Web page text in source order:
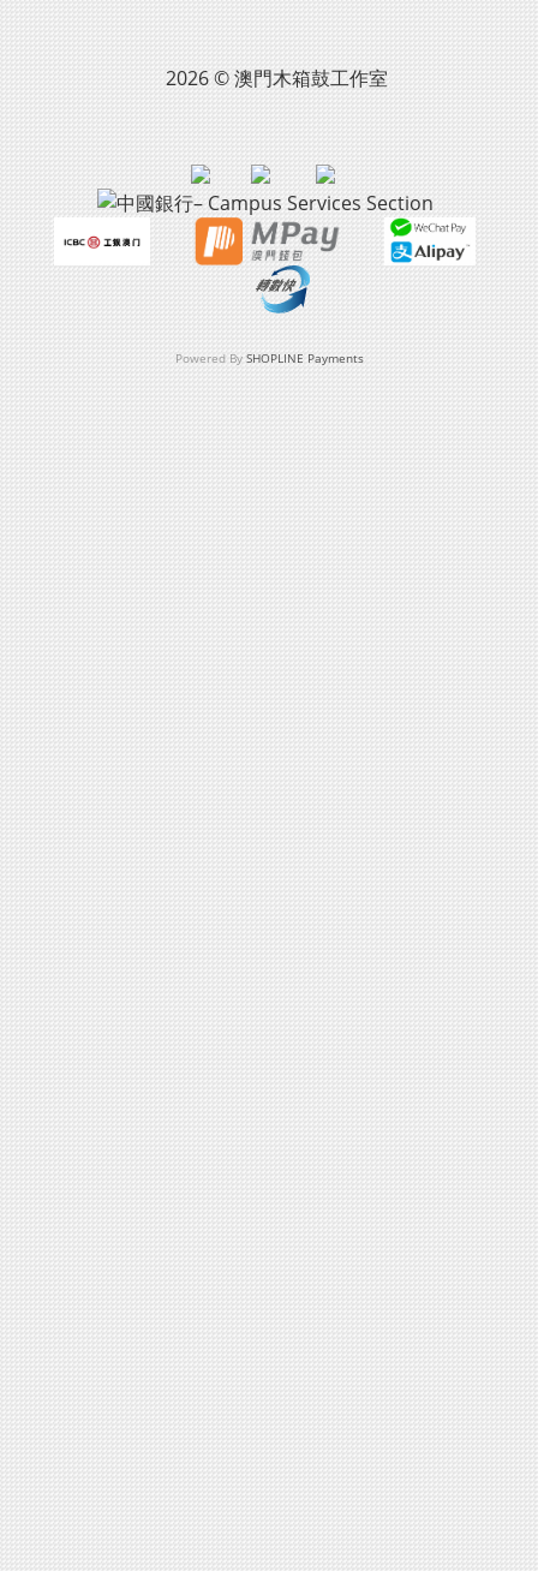
2026 © 澳門木箱鼓工作室
Powered By SHOPLINE Payments